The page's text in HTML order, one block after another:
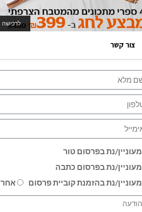
לרכישה
לאתר המשחקים
צור קשר
מעוניין/נת בפרסום טור
מעוניין/נת בפרסום כתבה
מעוניין/נת בהזמנת קוביית פרסום
אחר